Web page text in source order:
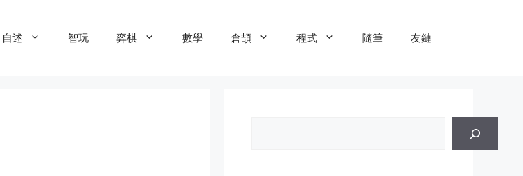
自述 智玩 弈棋 數學 倉頡 程式 隨筆 友鏈